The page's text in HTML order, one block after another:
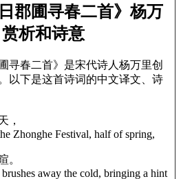
郡圃寻春二首》杨万
析和诗意
寻春二首》是宋代诗人杨万里创
以下是这首诗词的中文译文、诗
，
Zhonghe Festival, half of spring,
。
brushes away the cold, bringing a hint